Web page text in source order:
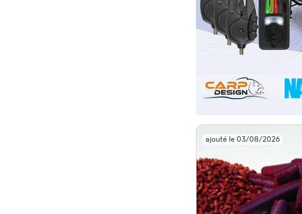
ajouté le 03/08/2026